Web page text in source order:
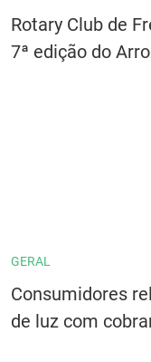
Rotary Club de
7ª edição do
GERAL
Consumidores
de luz com